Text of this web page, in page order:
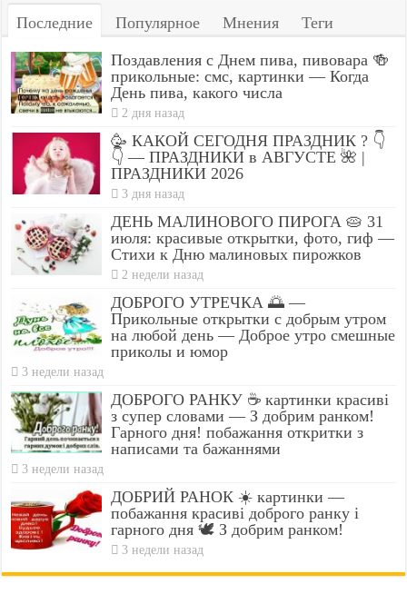
Последние Популярное Мнения Теги
Поздавления с Днем пива, пивовара 🍻
прикольные: смс, картинки — Когда
День пива, какого числа
2 дня назад
🥳 КАКОЙ СЕГОДНЯ ПРАЗДНИК ? 👇
👇 — ПРАЗДНИКИ в АВГУСТЕ 🌺 |
ПРАЗДНИКИ 2026
3 дня назад
ДЕНЬ МАЛИНОВОГО ПИРОГА 🥧 31
июля: красивые открытки, фото, гиф —
Стихи к Дню малиновых пирожков
2 недели назад
ДОБРОГО УТРЕЧКА 🌅 —
Прикольные открытки с добрым утром
на любой день — Доброе утро смешные
приколы и юмор
3 недели назад
ДОБРОГО РАНКУ ☕ картинки красиві
з супер словами — З добрим ранком!
Гарного дня! побажання откритки з
написами та бажаннями
3 недели назад
ДОБРИЙ РАНОК ☀️ картинки —
побажання красиві доброго ранку і
гарного дня 🕊️ З добрим ранком!
3 недели назад